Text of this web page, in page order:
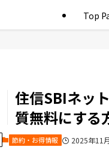
Top
住信SBIネッ
質無料にする
節約・お得情報 2025年11